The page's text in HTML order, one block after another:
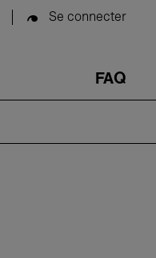
Se connecter
FAQ